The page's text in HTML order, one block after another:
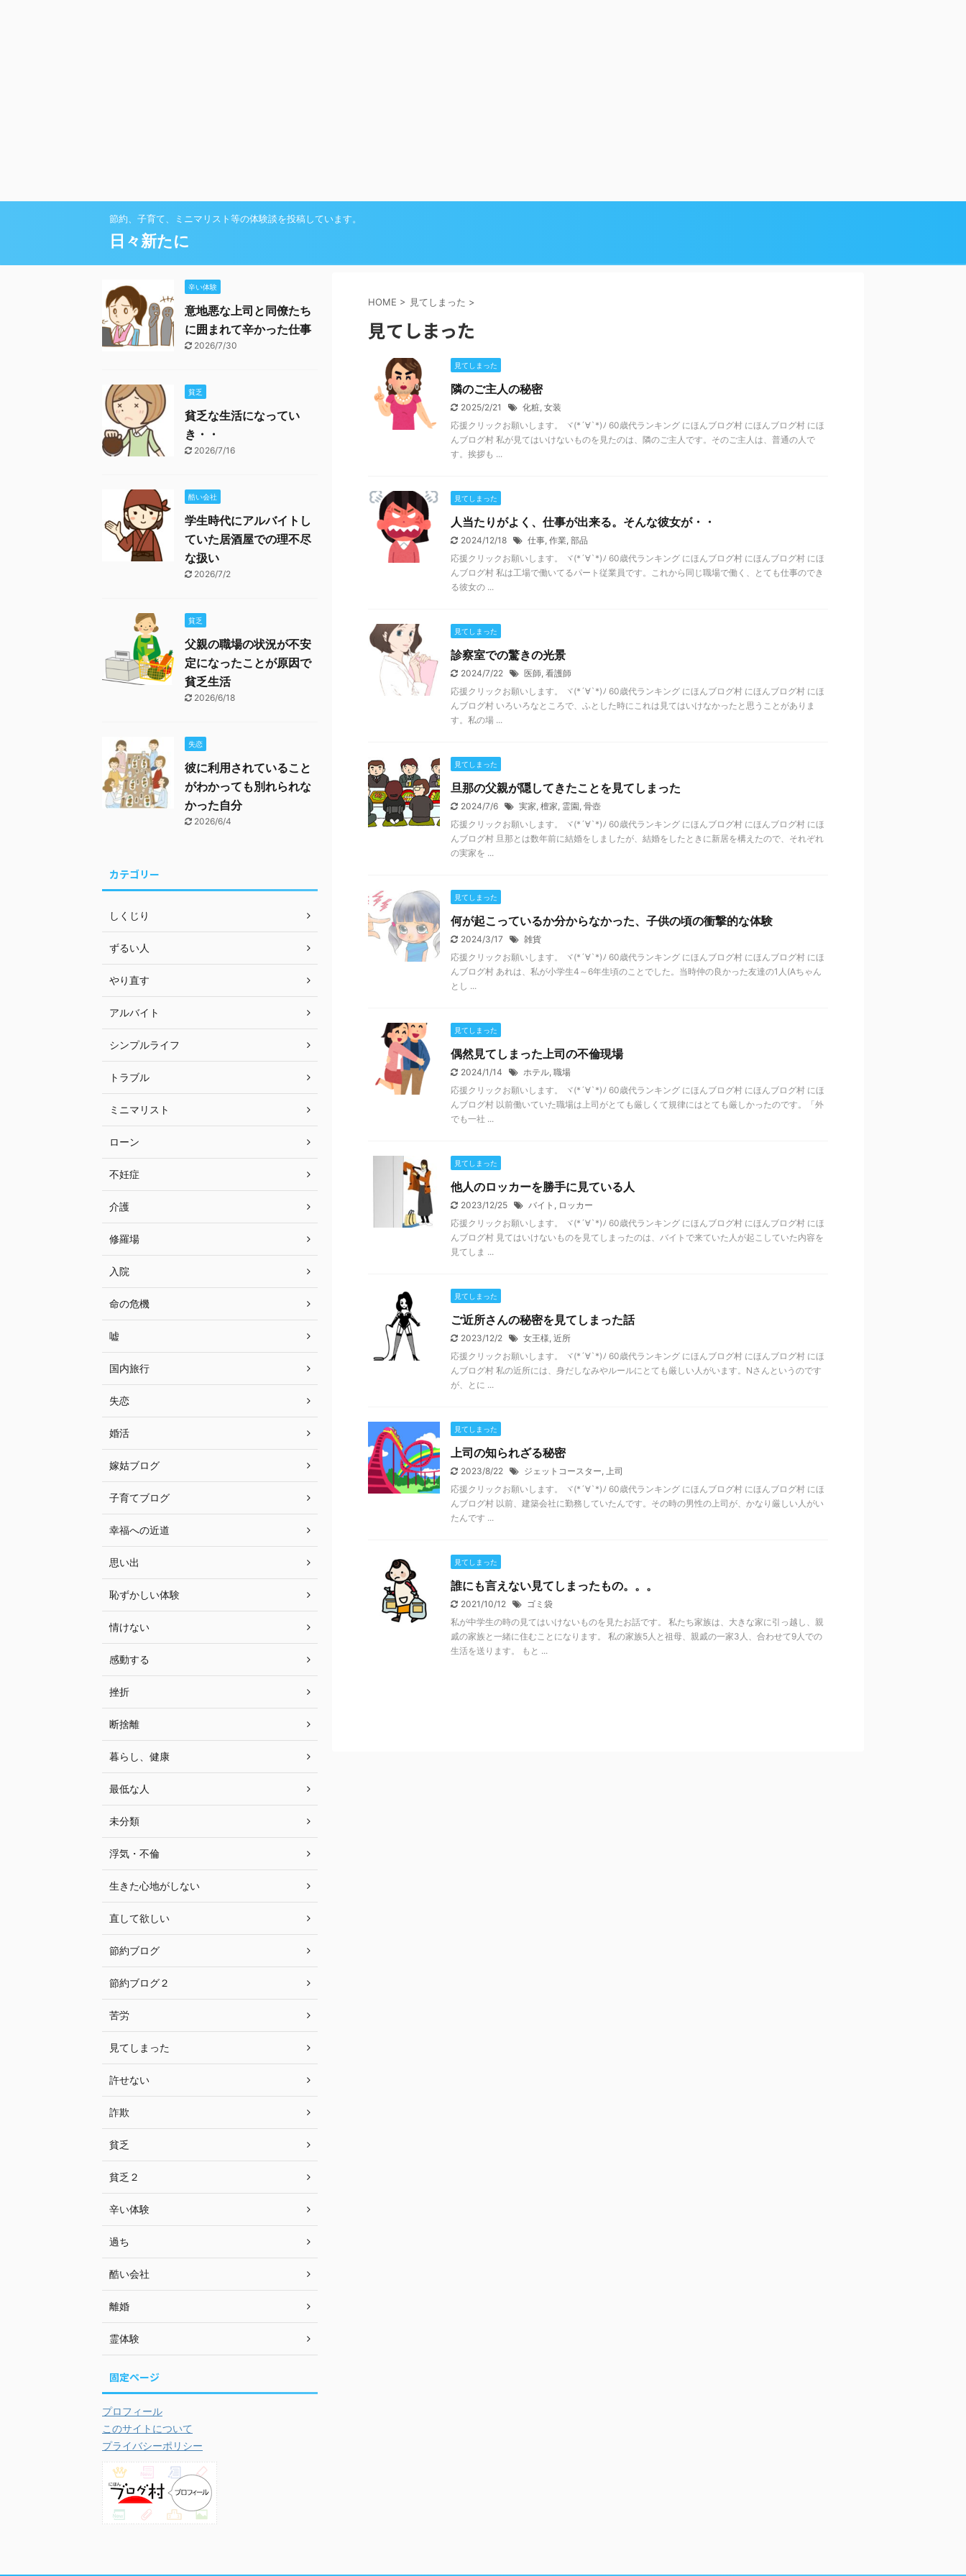
節約、子育て、ミニマリスト等の体験談を投稿しています。
日々新たに
HOME > 見てしまった >
見てしまった
見てしまった
隣のご主人の秘密
2025/2/21 化粧, 女装
応援クリックお願いします。 ヾ(*´∀`*)ﾉ 60歳代ランキング にほんブログ村 にほんブログ村 にほ
んブログ村 私が見てはいけないものを見たのは、隣のご主人です。そのご主人は、普通の人で
す。挨拶も ...
見てしまった
人当たりがよく、仕事が出来る。そんな彼女が・・
2024/12/18 仕事, 作業, 部品
応援クリックお願いします。 ヾ(*´∀`*)ﾉ 60歳代ランキング にほんブログ村 にほんブログ村 にほ
んブログ村 私は工場で働いてるパート従業員です。これから同じ職場で働く、とても仕事のでき
る彼女の ...
見てしまった
診察室での驚きの光景
2024/7/22 医師, 看護師
応援クリックお願いします。 ヾ(*´∀`*)ﾉ 60歳代ランキング にほんブログ村 にほんブログ村 にほ
んブログ村 いろいろなところで、ふとした時にこれは見てはいけなかったと思うことがありま
す。私の場 ...
見てしまった
旦那の父親が隠してきたことを見てしまった
2024/7/6 実家, 檀家, 霊園, 骨壺
応援クリックお願いします。 ヾ(*´∀`*)ﾉ 60歳代ランキング にほんブログ村 にほんブログ村 にほ
んブログ村 旦那とは数年前に結婚をしましたが、結婚をしたときに新居を構えたので、それぞれ
の実家を ...
見てしまった
何が起こっているか分からなかった、子供の頃の衝撃的な体験
2024/3/17
雑貨
応援クリックお願いします。 ヾ(*´∀`*)ﾉ 60歳代ランキング にほんブログ村 にほんブログ村 にほ
んブログ村 あれは、私が小学生4～6年生頃のことでした。当時仲の良かった友達の1人(Aちゃん
とし ...
見てしまった
偶然見てしまった上司の不倫現場
2024/1/14 ホテル, 職場
応援クリックお願いします。 ヾ(*´∀`*)ﾉ 60歳代ランキング にほんブログ村 にほんブログ村 にほ
んブログ村 以前働いていた職場は上司がとても厳しくて規律にはとても厳しかったのです。「外
でも一社 ...
見てしまった
他人のロッカーを勝手に見ている人
2023/12/25 バイト , ロッカー
応援クリックお願いします。 ヾ(*´∀`*)ﾉ 60歳代ランキング にほんブログ村 にほんブログ村 にほ
んブログ村 見てはいけないものを見てしまったのは、バイトで来ていた人が起こしていた内容を
見てしま ...
見てしまった
ご近所さんの秘密を見てしまった話
2023/12/2 女王様, 近所
応援クリックお願いします。 ヾ(*´∀`*)ﾉ 60歳代ランキング にほんブログ村 にほんブログ村 にほ
んブログ村 私の近所には、身だしなみやルールにとても厳しい人がいます。Nさんというのです
が、とに ...
見てしまった
上司の知られざる秘密
2023/8/22 ジェットコースター, 上司
応援クリックお願いします。 ヾ(*´∀`*)ﾉ 60歳代ランキング にほんブログ村 にほんブログ村 にほ
んブログ村 以前、建築会社に勤務していたんです。その時の男性の上司が、かなり厳しい人がい
たんです ...
見てしまった
誰にも言えない見てしまったもの。。。
2021/10/12
ゴミ袋
私が中学生の時の見てはいけないものを見たお話です。 私たち家族は、大きな家に引っ越し、親
戚の家族と一緒に住むことになります。 私の家族5人と祖母、親戚の一家3人、合わせて9人での
生活を送ります。 もと ...
辛い体験
意地悪な上司と同僚たち
に囲まれて辛かった仕事
2026/7/30
貧乏
貧乏な生活になってい
き・・
2026/7/16
酷い会社
学生時代にアルバイトし
ていた居酒屋での理不尽
な扱い
2026/7/2
貧乏
父親の職場の状況が不安
定になったことが原因で
貧乏生活
2026/6/18
失恋
彼に利用されていること
がわかっても別れられな
かった自分
2026/6/4
カテゴリー
しくじり
ずるい人
やり直す
アルバイト
シンプルライフ
トラブル
ミニマリスト
ローン
不妊症
介護
修羅場
入院
命の危機
嘘
国内旅行
失恋
婚活
嫁姑ブログ
子育てブログ
幸福への近道
思い出
恥ずかしい体験
情けない
感動する
挫折
断捨離
暮らし、健康
最低な人
未分類
浮気・不倫
生きた心地がしない
直して欲しい
節約ブログ
節約ブログ２
苦労
見てしまった
許せない
詐欺
貧乏
貧乏２
辛い体験
過ち
酷い会社
離婚
霊体験
固定ページ
プロフィール
このサイトについて
プライバシーポリシー